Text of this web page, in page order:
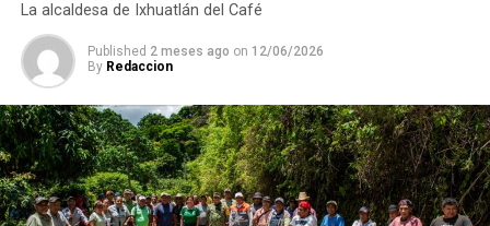
La alcaldesa de Ixhuatlán del Café
Published 2 meses ago on 12/06/2026
By Redaccion